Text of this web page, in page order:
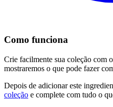
Como funciona
Crie facilmente sua coleção com
mostraremos o que pode fazer
Depois de adicionar este
coleção e complete com tudo o